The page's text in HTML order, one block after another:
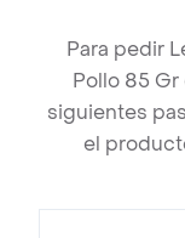
Para pedir
Pollo 85
siguientes
el